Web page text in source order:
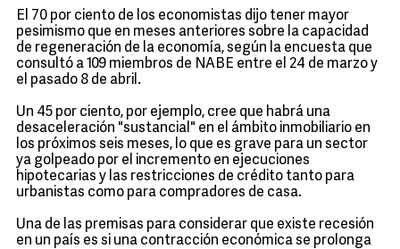
El 70 por ciento de los economistas dijo tener mayor
pesimismo que en meses anteriores sobre la capacidad
de regeneración de la economía, según la encuesta que
consultó a 109 miembros de NABE entre el 24 de marzo y
el pasado 8 de abril.
Un 45 por ciento, por ejemplo, cree que habrá una
desaceleración "sustancial" en el ámbito inmobiliario en
los próximos seis meses, lo que es grave para un sector
ya golpeado por el incremento en ejecuciones
hipotecarias y las restricciones de crédito tanto para
urbanistas como para compradores de casa.
Una de las premisas para considerar que existe recesión
en un país es si una contracción económica se prolonga